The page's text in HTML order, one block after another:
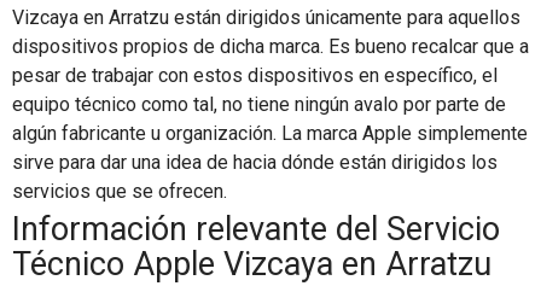
Vizcaya en Arratzu están dirigidos únicamente para aquellos
dispositivos propios de dicha marca. Es bueno recalcar que a
pesar de trabajar con estos dispositivos en específico, el
equipo técnico como tal, no tiene ningún avalo por parte de
algún fabricante u organización. La marca Apple simplemente
sirve para dar una idea de hacia dónde están dirigidos los
servicios que se ofrecen.
Información relevante del Servicio
Técnico Apple Vizcaya en Arratzu